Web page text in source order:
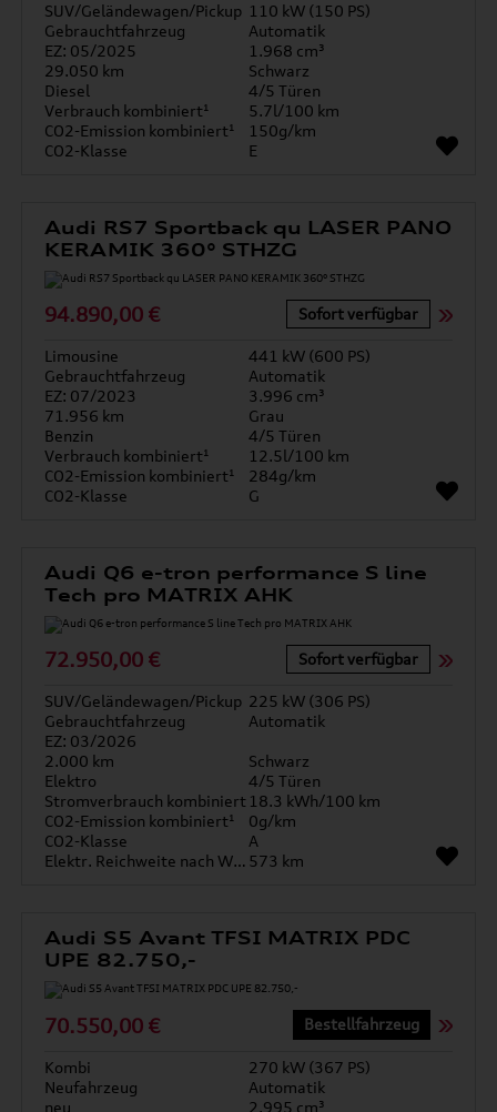
SUV/Geländewagen/Pickup 110 kW (150 PS)
Gebrauchtfahrzeug
Automatik
EZ: 05/2025
1.968 cm³
29.050 km
Schwarz
Diesel
4/5 Türen
Verbrauch kombiniert¹
5.7l/100 km
CO2-Emission kombiniert¹
150g/km
CO2-Klasse
E
Audi RS7 Sportback qu LASER PANO
KERAMIK 360° STHZG
94.890,00 € Sofort verfügbar
Limousine
441 kW (600 PS)
Gebrauchtfahrzeug
Automatik
EZ: 07/2023
3.996 cm³
71.956 km
Grau
Benzin
4/5 Türen
Verbrauch kombiniert¹
12.5l/100 km
CO2-Emission kombiniert¹
284g/km
CO2-Klasse
G
Audi Q6 e-tron performance S line
Tech pro MATRIX AHK
72.950,00 € Sofort verfügbar
SUV/Geländewagen/Pickup 225 kW (306 PS)
Gebrauchtfahrzeug
Automatik
EZ: 03/2026
2.000 km
Schwarz
Elektro
4/5 Türen
Stromverbrauch kombiniert 18.3 kWh/100 km
CO2-Emission kombiniert¹
0g/km
CO2-Klasse
A
Elektr. Reichweite nach WLTP* 573 km
Audi S5 Avant TFSI MATRIX PDC
UPE 82.750,-
70.550,00 € Bestellfahrzeug
Kombi
270 kW (367 PS)
Neufahrzeug
Automatik
neu
2.995 cm³